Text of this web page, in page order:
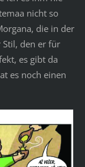
nicht so
die in der
den er für
es gibt da
es noch einen